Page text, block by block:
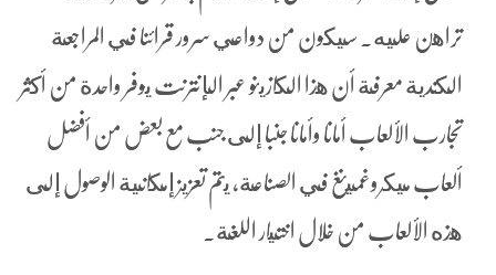
تراهن عليه. سيكون من دواعي سرور قرائنا في المراجعة
الكندية معرفة أن هذا الكازينو عبر الإنترنت يوفر واحدة من أكثر
تجارب الألعاب أمانا وأمانا جنبا إلى جنب مع بعض من أفضل
ألعاب ميكروغمينغ في الصناعة، يتم تعزيز إمكانية الوصول إلى
هذه الألعاب من خلال اختيار اللغة.